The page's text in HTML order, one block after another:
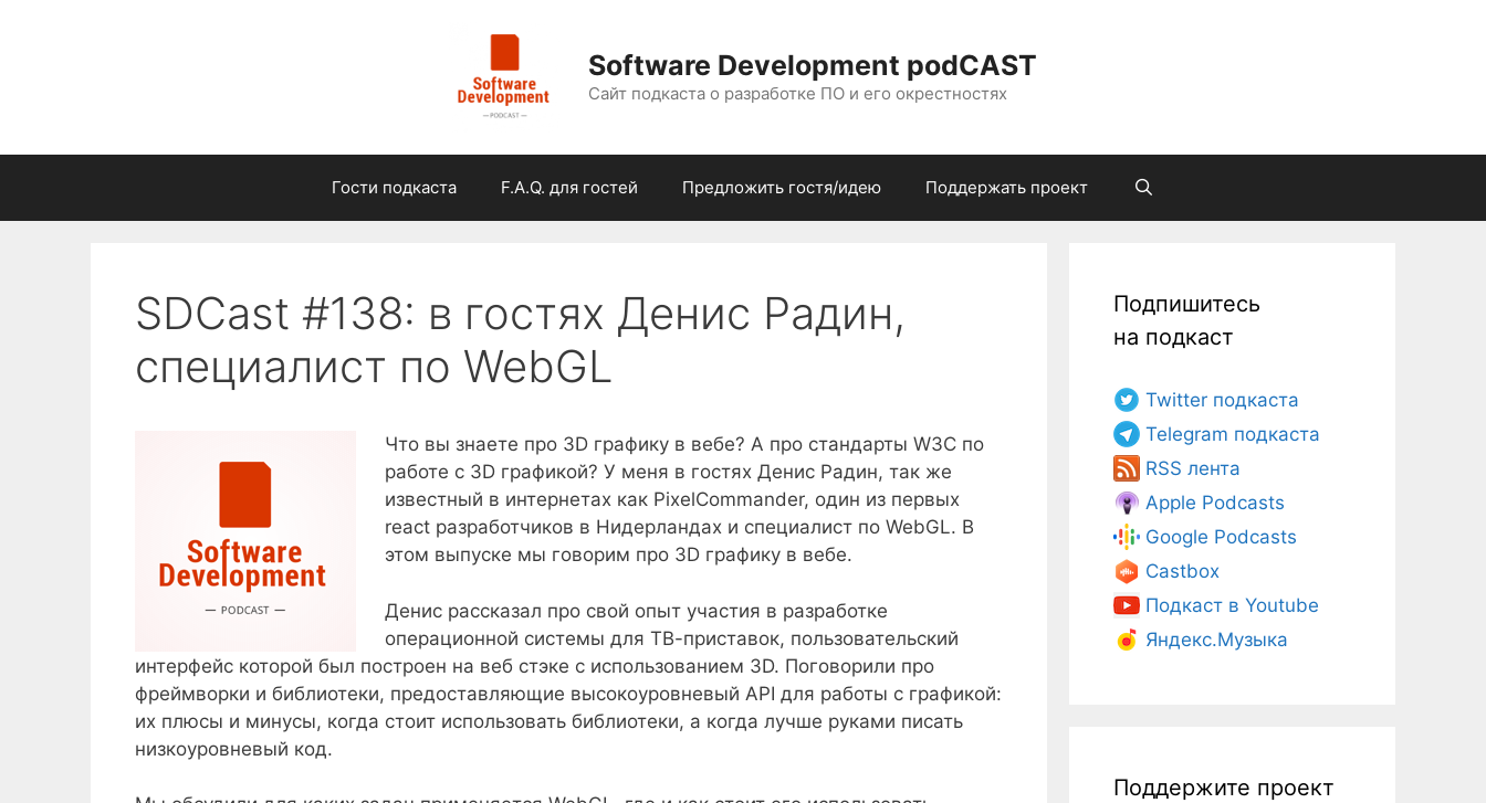
Software Development podCAST
Сайт подкаста о разработке ПО и его окрестностях
Гости подкаста F.A.Q. для гостей Предложить гостя/идею Поддержать проект
SDCast #138: в гостях Денис Радин,
специалист по WebGL
Что вы знаете про 3D графику в вебе? А про стандарты W3C по
работе с 3D графикой? У меня в гостях Денис Радин, так же
известный в интернетах как PixelCommander, один из первых
react разработчиков в Нидерландах и специалист по WebGL. В
этом выпуске мы говорим про 3D графику в вебе.
Денис рассказал про свой опыт участия в разработке
операционной системы для ТВ-приставок, пользовательский
интерфейс которой был построен на веб стэке с использованием 3D. Поговорили про
фреймворки и библиотеки, предоставляющие высокоуровневый API для работы с графикой:
их плюсы и минусы, когда стоит использовать библиотеки, а когда лучше руками писать
низкоуровневый код.
Подпишитесь
на подкаст
Twitter подкаста
Telegram подкаста
RSS лента
Apple Podcasts
Google Podcasts
Castbox
Подкаст в Youtube
Яндекс.Музыка
Поддержите проект